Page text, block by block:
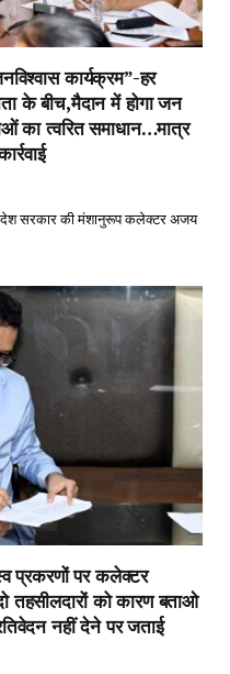
कार्यक्रम”-हर
के बीच,मैदान में होगा जन
का त्वरित समाधान…मात्र
सरकार की मंशानुरूप कलेक्टर अजय
प्रकरणों पर कलेक्टर
को कारण बताओ
नहीं देने पर जताई